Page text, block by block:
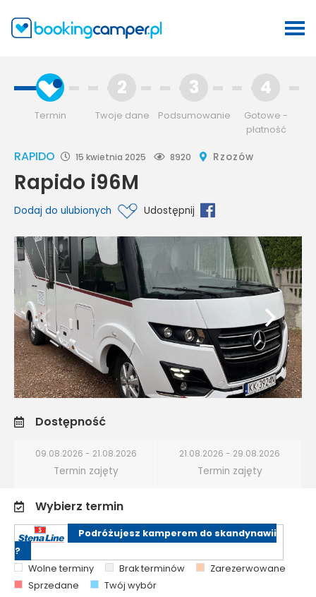
Termin
2
Twoje dane
3
Podsumowanie
4
Gotowe -
płatność
RAPIDO 15 kwietnia 2025 8920 Rzozów
Rapido i96M
Dodaj do ulubionych Udostępnij
Dostępność
09.08.2026 - 21.08.2026
Termin zajęty
21.08.2026 - 29.08.2026
Termin zajęty
Wybierz termin
Podróżujesz kamperem do skandynawii
?
Wolne terminy
Brak terminów
Zarezerwowane
Sprzedane
Twój wybór